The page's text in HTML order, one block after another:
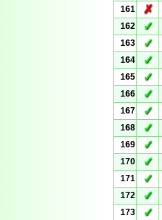
161
✗
162
✓
163
✓
164
✓
165
✓
166
✓
167
✓
168
✓
169
✓
170
✓
171
✓
172
✓
173
✓